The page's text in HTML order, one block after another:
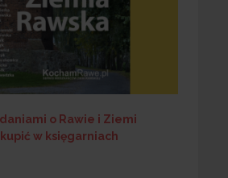
o Rawie i Ziemi
w księgarniach